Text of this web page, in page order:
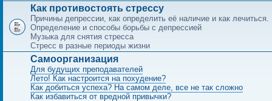
Как противостоять стрессу
Причины депрессии, как определить её наличие и как лечиться.
Определение и способы борьбы с депрессией
Музыка для снятия стресса
Стресс в разные периоды жизни
Самоорганизация
Для будущих преподавателей
Лето! Как настроится на похудение?
Как добиться успеха? На самом деле, все не так сложно
Как избавиться от вредной привычки?